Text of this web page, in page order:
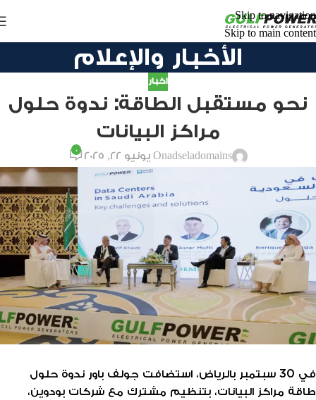
Skip to navigation
Skip to main content
الأخبار والإعلام
اخبار
نحو مستقبل الطاقة: ندوة حلول
مراكز البيانات
adseladomainsOn يونيو 22, 2025
0
في 30 سبتمبر بالرياض، استضافت جولف باور ندوة حلول
طاقة مراكز البيانات، بتنظيم مشترك مع شركات بودوين،